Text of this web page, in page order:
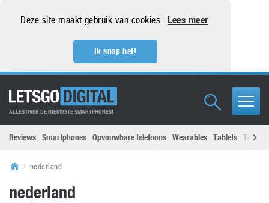
Deze site maakt gebruik van cookies. Lees meer
Ik snap het!
ALLES OVER DE NIEUWSTE SMARTPHONES!
Reviews Smartphones Opvouwbare telefoons Wearables Tablets
nederland
nederland